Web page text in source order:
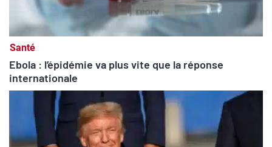
Santé
Ebola : l’épidémie va plus vite que la réponse
internationale